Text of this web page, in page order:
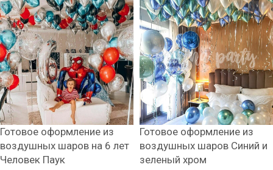
Готовое оформление из
воздушных шаров на 6 лет
Человек Паук
Готовое оформление из
воздушных шаров Синий и
зеленый хром